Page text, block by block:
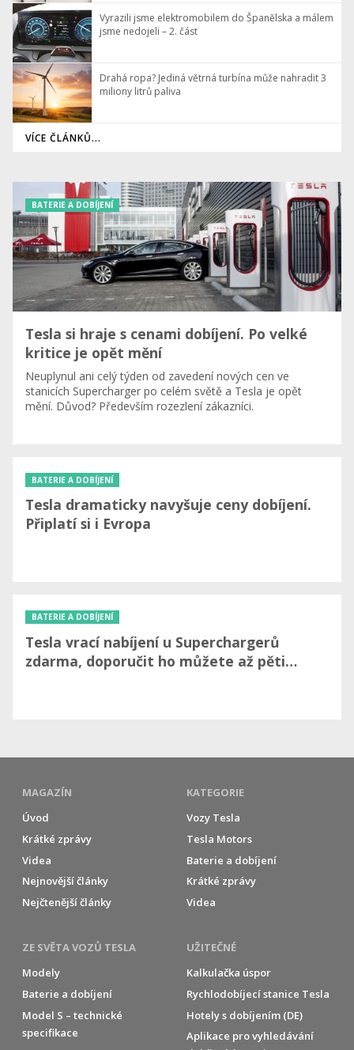
Vyrazili jsme elektromobilem do Španělska a málem
jsme nedojeli – 2. část
Drahá ropa? Jediná větrná turbína může nahradit 3
miliony litrů paliva
VÍCE ČLÁNKŮ...
Tesla si hraje s cenami dobíjení. Po velké
kritice je opět mění
Neuplynul ani celý týden od zavedení nových cen ve
stanicích Supercharger po celém světě a Tesla je opět
mění. Důvod? Především rozezlení zákazníci.
BATERIE A DOBÍJENÍ
Tesla dramaticky navyšuje ceny dobíjení.
Připlatí si i Evropa
BATERIE A DOBÍJENÍ
Tesla vrací nabíjení u Superchargerů
zdarma, doporučit ho můžete až pěti…
BATERIE A DOBÍJENÍ
MAGAZÍN
Úvod
Krátké zprávy
Videa
Nejnovější články
Nejčtenější články
KATEGORIE
Vozy Tesla
Tesla Motors
Baterie a dobíjení
Krátké zprávy
Videa
ZE SVĚTA VOZŮ TESLA
Modely
Baterie a dobíjení
Model S – technické
specifikace
UŽITEČNÉ
Kalkulačka úspor
Rychlodobíjecí stanice Tesla
Hotely s dobíjením (DE)
Aplikace pro vyhledávání